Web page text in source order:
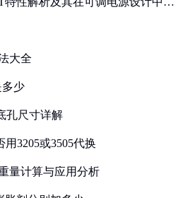
大全
少
孔尺寸详解
用3205或3505代换
量计算与应用分析